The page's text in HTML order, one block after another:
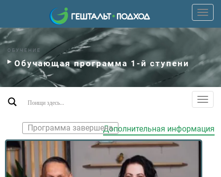
ОБУЧЕНИЕ
Обучающая программа 1-й ступени
Программа завершенаДополнительная информация